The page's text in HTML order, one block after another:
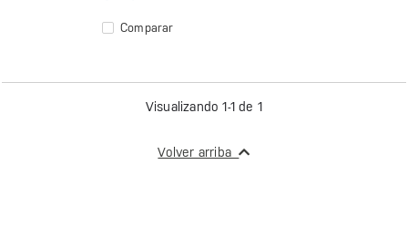
Comparar
Visualizando 1-1 de 1
Volver arriba